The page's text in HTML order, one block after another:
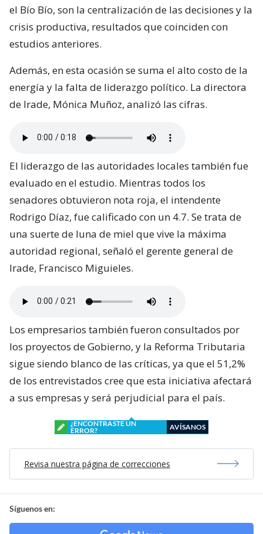
el Bío Bío, son la centralización de las decisiones y la
crisis productiva, resultados que coinciden con
estudios anteriores.
Además, en esta ocasión se suma el alto costo de la
energía y la falta de liderazgo político. La directora
de Irade, Mónica Muñoz, analizó las cifras.
El liderazgo de las autoridades locales también fue
evaluado en el estudio. Mientras todos los
senadores obtuvieron nota roja, el intendente
Rodrigo Díaz, fue calificado con un 4.7. Se trata de
una suerte de luna de miel que vive la máxima
autoridad regional, señaló el gerente general de
Irade, Francisco Miguieles.
Los empresarios también fueron consultados por
los proyectos de Gobierno, y la Reforma Tributaria
sigue siendo blanco de las críticas, ya que el 51,2%
de los entrevistados cree que esta iniciativa afectará
a sus empresas y será perjudicial para el país.
¿ENCONTRASTE UN
ERROR?
AVÍSANOS
Revisa nuestra página de correcciones
Síguenos en: